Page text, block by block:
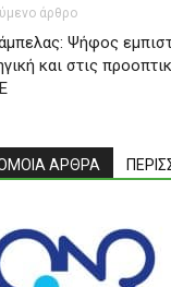
άρθρο
Ψήφος
και στις
ΑΡΘΡΑ